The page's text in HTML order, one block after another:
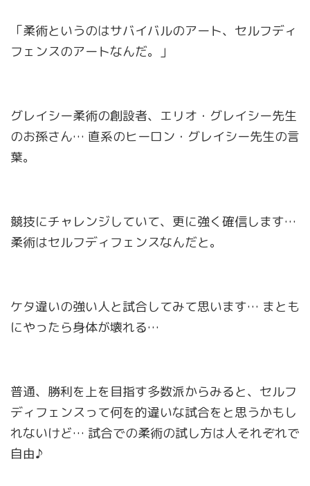
「柔術というのはサバイバルのアート、セルフディ
フェンスのアートなんだ。」
グレイシー柔術の創設者、エリオ・グレイシー先生
のお孫さん… 直系のヒーロン・グレイシー先生の言
葉。
競技にチャレンジしていて、更に強く確信します…
柔術はセルフディフェンスなんだと。
ケタ違いの強い人と試合してみて思います… まとも
にやったら身体が壊れる…
普通、勝利を上を目指す多数派からみると、セルフ
ディフェンスって何を的違いな試合をと思うかもし
れないけど… 試合での柔術の試し方は人それぞれで
自由♪